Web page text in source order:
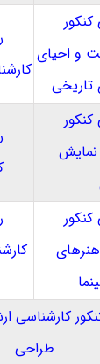
و احیای
تاریخی
نمایش
کارشناسی
طراحی